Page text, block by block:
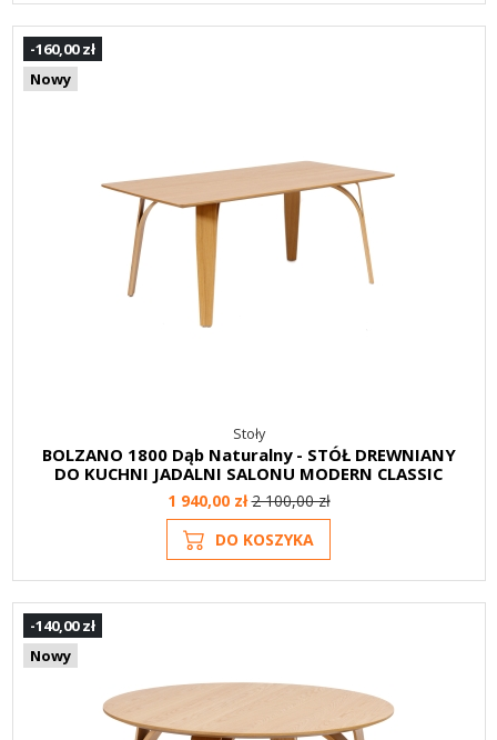
-160,00 zł
Nowy
Stoły
BOLZANO 1800 Dąb Naturalny - STÓŁ DREWNIANY
DO KUCHNI JADALNI SALONU MODERN CLASSIC
1 940,00 zł2 100,00 zł
DO KOSZYKA
-140,00 zł
Nowy